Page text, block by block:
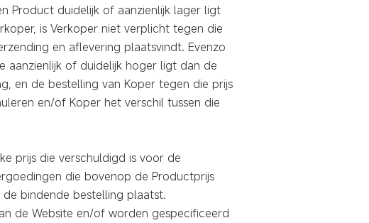
Product duidelijk of aanzienlijk lager ligt
is Verkoper niet verplicht tegen die
en aflevering plaatsvindt. Evenzo
aanzienlijk of duidelijk hoger ligt dan de
en de bestelling van Koper tegen die prijs
en/of Koper het verschil tussen die
prijs die verschuldigd is voor de
die bovenop de Productprijs
bindende bestelling plaatst.
de Website en/of worden gespecificeerd